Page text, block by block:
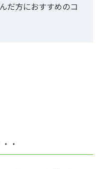
だ方におすすめのコ
・